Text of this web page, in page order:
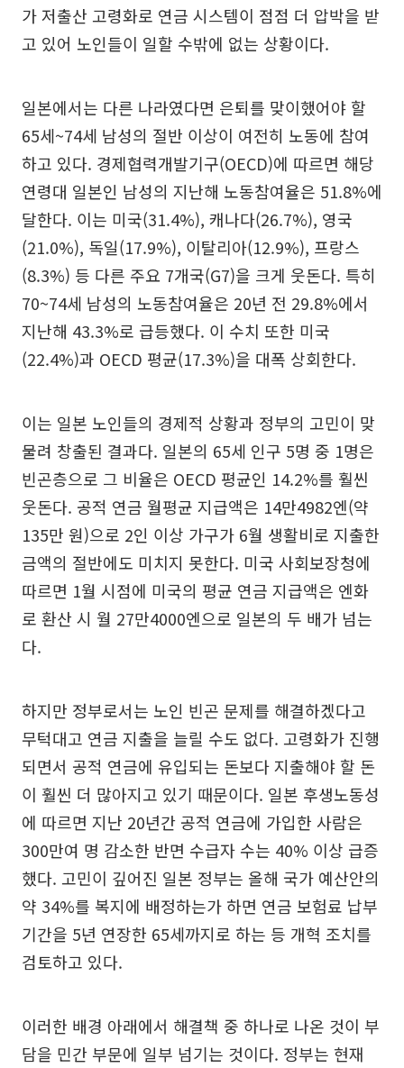
가 저출산 고령화로 연금 시스템이 점점 더 압박을 받
고 있어 노인들이 일할 수밖에 없는 상황이다.
일본에서는 다른 나라였다면 은퇴를 맞이했어야 할
65세~74세 남성의 절반 이상이 여전히 노동에 참여
하고 있다. 경제협력개발기구(OECD)에 따르면 해당
연령대 일본인 남성의 지난해 노동참여율은 51.8%에
달한다. 이는 미국(31.4%), 캐나다(26.7%), 영국
(21.0%), 독일(17.9%), 이탈리아(12.9%), 프랑스
(8.3%) 등 다른 주요 7개국(G7)을 크게 웃돈다. 특히
70~74세 남성의 노동참여율은 20년 전 29.8%에서
지난해 43.3%로 급등했다. 이 수치 또한 미국
(22.4%)과 OECD 평균(17.3%)을 대폭 상회한다.
이는 일본 노인들의 경제적 상황과 정부의 고민이 맞
물려 창출된 결과다. 일본의 65세 인구 5명 중 1명은
빈곤층으로 그 비율은 OECD 평균인 14.2%를 훨씬
웃돈다. 공적 연금 월평균 지급액은 14만4982엔(약
135만 원)으로 2인 이상 가구가 6월 생활비로 지출한
금액의 절반에도 미치지 못한다. 미국 사회보장청에
따르면 1월 시점에 미국의 평균 연금 지급액은 엔화
로 환산 시 월 27만4000엔으로 일본의 두 배가 넘는
다.
하지만 정부로서는 노인 빈곤 문제를 해결하겠다고
무턱대고 연금 지출을 늘릴 수도 없다. 고령화가 진행
되면서 공적 연금에 유입되는 돈보다 지출해야 할 돈
이 훨씬 더 많아지고 있기 때문이다. 일본 후생노동성
에 따르면 지난 20년간 공적 연금에 가입한 사람은
300만여 명 감소한 반면 수급자 수는 40% 이상 급증
했다. 고민이 깊어진 일본 정부는 올해 국가 예산안의
약 34%를 복지에 배정하는가 하면 연금 보험료 납부
기간을 5년 연장한 65세까지로 하는 등 개혁 조치를
검토하고 있다.
이러한 배경 아래에서 해결책 중 하나로 나온 것이 부
담을 민간 부문에 일부 넘기는 것이다. 정부는 현재